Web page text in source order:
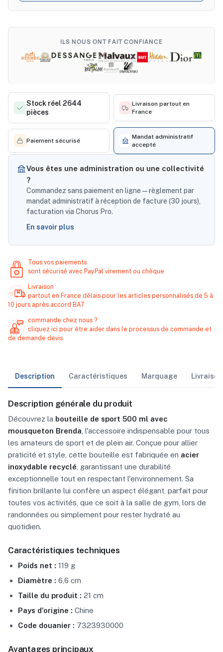
ILS NOUS ONT FAIT CONFIANCE
Stock réel 2644
pièces
Livraison partout en
France
Paiement sécurisé
Mandat administratif
accepté
Vous êtes une administration ou une collectivité
?
Commandez sans paiement en ligne — règlement par
mandat administratif à réception de facture (30 jours),
facturation via Chorus Pro.
En savoir plus
Tous vos paiements
sont sécurisé avec PayPal virement ou chèque
Livraison
partout en France délais pour les articles personnalisés de 5 à
10 jours après accord BAT
commande chez nous ?
cliquez ici pour être aider dans le processus de commande et
de demande devis
Description Caractéristiques Marquage
Description générale du produit
Découvrez la bouteille de sport 500 ml avec
mousqueton Brenda , l'accessoire indispensable pour tous
les amateurs de sport et de plein air. Conçue pour allier
praticité et style, cette bouteille est fabriquée en acier
inoxydable recyclé , garantissant une durabilité
exceptionnelle tout en respectant l'environnement. Sa
finition brillante lui confère un aspect élégant, parfait pour
toutes vos activités, que ce soit à la salle de gym, lors de
randonnées ou simplement pour rester hydraté au
quotidien.
Caractéristiques techniques
Poids net : 119 g
Diamètre : 6,6 cm
Taille du produit : 21 cm
Pays d'origine : Chine
Code douanier : 7323930000
Avantages principaux